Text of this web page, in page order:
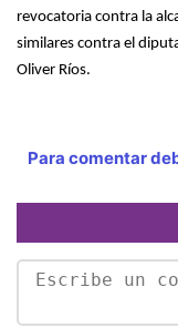
revocatoria contra la
similares contra el
Oliver Ríos.
Para comentar